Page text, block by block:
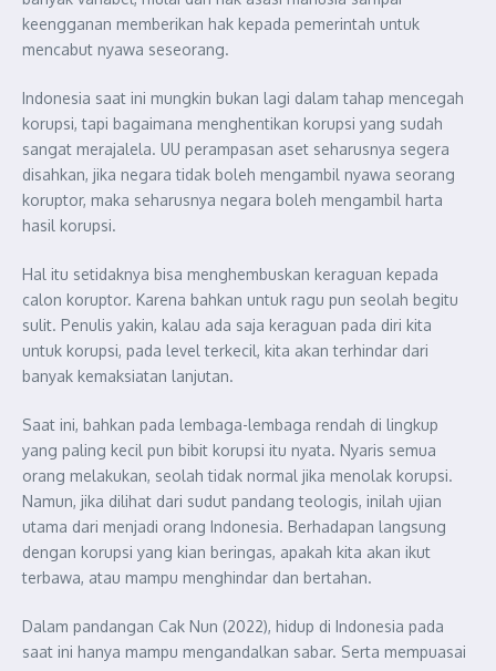
keengganan memberikan hak kepada pemerintah untuk
mencabut nyawa seseorang.
Indonesia saat ini mungkin bukan lagi dalam tahap mencegah
korupsi, tapi bagaimana menghentikan korupsi yang sudah
sangat merajalela. UU perampasan aset seharusnya segera
disahkan, jika negara tidak boleh mengambil nyawa seorang
koruptor, maka seharusnya negara boleh mengambil harta
hasil korupsi.
Hal itu setidaknya bisa menghembuskan keraguan kepada
calon koruptor. Karena bahkan untuk ragu pun seolah begitu
sulit. Penulis yakin, kalau ada saja keraguan pada diri kita
untuk korupsi, pada level terkecil, kita akan terhindar dari
banyak kemaksiatan lanjutan.
Saat ini, bahkan pada lembaga-lembaga rendah di lingkup
yang paling kecil pun bibit korupsi itu nyata. Nyaris semua
orang melakukan, seolah tidak normal jika menolak korupsi.
Namun, jika dilihat dari sudut pandang teologis, inilah ujian
utama dari menjadi orang Indonesia. Berhadapan langsung
dengan korupsi yang kian beringas, apakah kita akan ikut
terbawa, atau mampu menghindar dan bertahan.
Dalam pandangan Cak Nun (2022), hidup di Indonesia pada
saat ini hanya mampu mengandalkan sabar. Serta mempuasai